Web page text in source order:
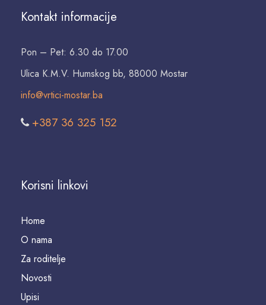
Kontakt informacije
Pon – Pet: 6.30 do 17.00
Ulica K.M.V. Humskog bb, 88000 Mostar
info@vrtici-mostar.ba
+387 36 325 152
Korisni linkovi
Home
O nama
Za roditelje
Novosti
Upisi